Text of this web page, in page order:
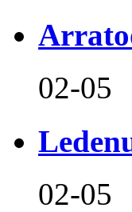
02-05
02-05